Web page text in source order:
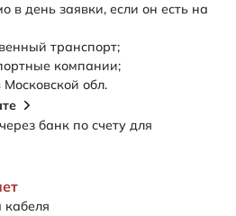
в день заявки, если он есть на
транспорт;
компании;
обл.
банк по счету для